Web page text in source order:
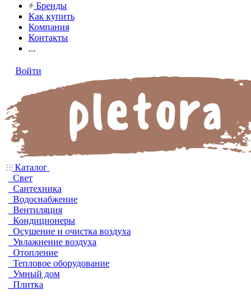
Бренды
Как купить
Компания
Контакты
...
Войти
Каталог
Свет
Сантехника
Водоснабжение
Вентиляция
Кондиционеры
Осушение и очистка воздуха
Увлажнение воздуха
Отопление
Тепловое оборудование
Умный дом
Плитка